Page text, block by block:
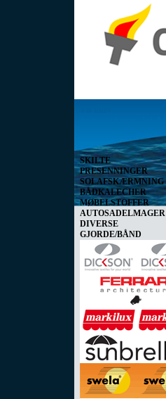
SKILTE
PRESENNINGER
SOLAFSKÆRMNING
BÅDKALECHER
MØBELSTOFFER
AUTOSADELMAGER
DIVERSE
GJORDE/BÅND